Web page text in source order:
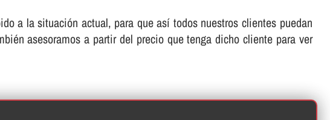
a la situación actual, para que así­ todos nuestros clientes puedan
asesoramos a partir del precio que tenga dicho cliente para ver